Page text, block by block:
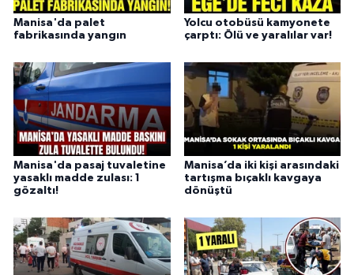
Manisa'da palet
fabrikasında yangın
Yolcu otobüsü kamyonete
çarptı: Ölü ve yaralılar var!
Manisa'da pasaj tuvaletine
yasaklı madde zulası: 1
gözaltı!
Manisa’da iki kişi arasındaki
tartışma bıçaklı kavgaya
dönüştü